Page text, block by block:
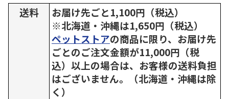
送料
お届け先ごと1,100円（税込）
※北海道・沖縄は1,650円（税込）
ペットストアの商品に限り、お届け先
ごとのご注文金額が11,000円（税
込）以上の場合は、お客様の送料負担
はございません。（北海道・沖縄は除
く）